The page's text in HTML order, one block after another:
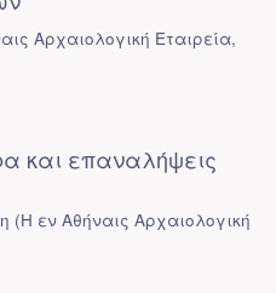
Αρχαιολογική Εταιρεία,
και επαναλήψεις
(Η εν Αθήναις Αρχαιολογική